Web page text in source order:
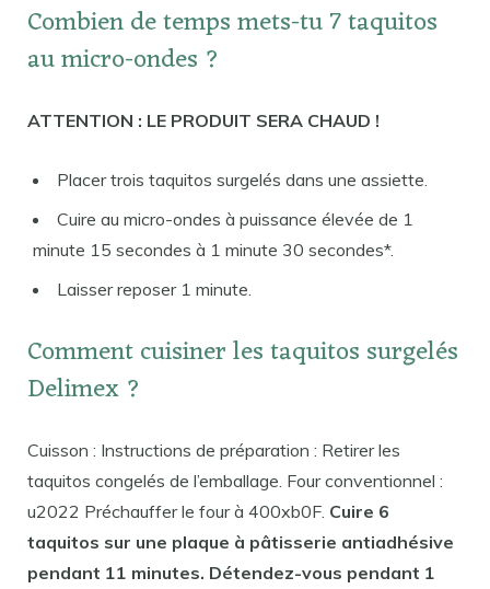
Combien de temps mets-tu 7 taquitos
au micro-ondes ?
ATTENTION : LE PRODUIT SERA CHAUD !
Placer trois taquitos surgelés dans une assiette.
Cuire au micro-ondes à puissance élevée de 1
minute 15 secondes à 1 minute 30 secondes*.
Laisser reposer 1 minute.
Comment cuisiner les taquitos surgelés
Delimex ?
Cuisson : Instructions de préparation : Retirer les
taquitos congelés de l’emballage. Four conventionnel :
u2022 Préchauffer le four à 400xb0F. Cuire 6
taquitos sur une plaque à pâtisserie antiadhésive
pendant 11 minutes. Détendez-vous pendant 1